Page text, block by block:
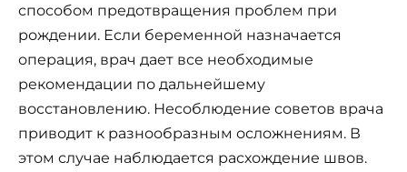
способом предотвращения проблем при
рождении. Если беременной назначается
операция, врач дает все необходимые
рекомендации по дальнейшему
восстановлению. Несоблюдение советов врача
приводит к разнообразным осложнениям. В
этом случае наблюдается расхождение швов.